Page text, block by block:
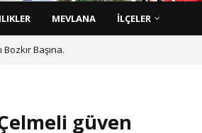
MEVLANA İLÇELER
Başına.
güven